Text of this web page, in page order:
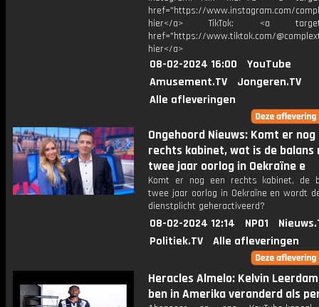
href="https://www.instagram.com/
hier</a> TikTok: <a
href="https://www.tiktok.com/
hier</a>
08-02-2024 16:00
YouTube
Amusement.TV
Jongeren.TV
Alle afleveringen
Ongehoord Nieuws: Komt er nog
rechts kabinet, wat is de balans
twee jaar oorlog in Oekraïne e
Komt er nog een rechts kabinet, de
twee jaar oorlog in Oekraïne en wordt
dienstplicht geheractiveerd?
08-02-2024 12:14 NPO1
Politiek.TV
Alle afleveringen
Heracles Almelo: Kelvin
ben in Amerika veranderd als